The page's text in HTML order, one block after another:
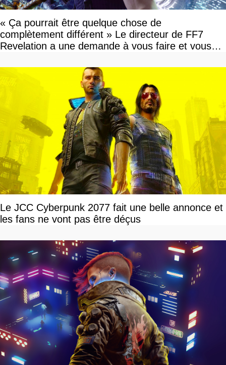
« Ça pourrait être quelque chose de
complètement différent » Le directeur de FF7
Revelation a une demande à vous faire et vous
Le JCC Cyberpunk 2077 fait une belle annonce et
les fans ne vont pas être déçus